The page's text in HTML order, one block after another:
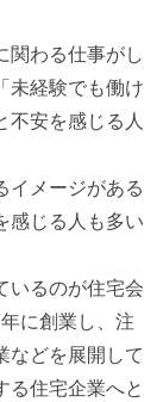
関わる仕事がし
未経験でも働け
不安を感じる人
イメージがある
感じる人も多い
いるのが住宅会
に創業し、注
などを展開して
る住宅企業へと